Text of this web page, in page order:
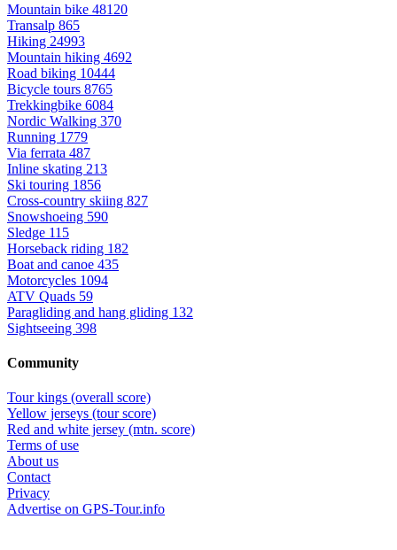
Mountain bike 48120
Transalp 865
Hiking 24993
Mountain hiking 4692
Road biking 10444
Bicycle tours 8765
Trekkingbike 6084
Nordic Walking 370
Running 1779
Via ferrata 487
Inline skating 213
Ski touring 1856
Cross-country skiing 827
Snowshoeing 590
Sledge 115
Horseback riding 182
Boat and canoe 435
Motorcycles 1094
ATV Quads 59
Paragliding and hang gliding 132
Sightseeing 398
Community
Tour kings (overall score)
Yellow jerseys (tour score)
Red and white jersey (mtn. score)
Terms of use
About us
Contact
Privacy
Advertise on GPS-Tour.info